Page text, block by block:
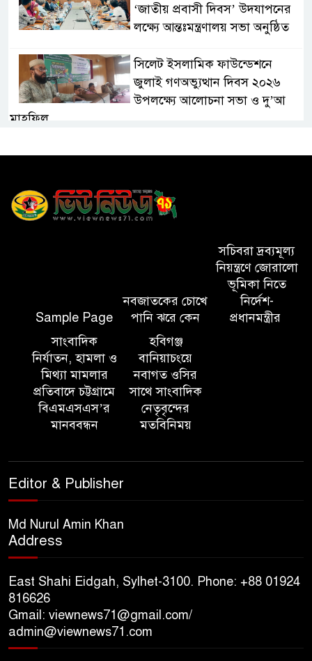
‘জাতীয় প্রবাসী দিবস’ উদযাপনের
লক্ষ্যে আন্তঃমন্ত্রণালয় সভা অনুষ্ঠিত
সিলেট ইসলামিক ফাউন্ডেশনে
জুলাই গণঅভ্যুত্থান দিবস ২০২৬
উপলক্ষ্যে আলোচনা সভা ও দু’আ
মাহফিল
পরিবেশ রক্ষায় ব্যক্তিগত উদ্যোগ
বিভাগীয় কমিশনার
কমিশনার জুলাই স্মৃতিস্তম্ভে পুষ্পস্তবক
অর্পণ ও জুলাই গণঅভ্যুত্থানের
১০ লাখ টাকার চেক ডিজঅনার
মামলায় এক বছরের সাজা
‘সমন্বিত উদ্যোগেই গড়ে উঠবে
আধুনিক সিলেট’ – বাণিজ্যমন্ত্রী
আয়োজন ‘শ্রাবনের মেঘগুলো’
গভীর শ্রদ্ধা নিবেদন
শতাংশই সিলেটি
Sample Page
নবজাতকের চোখে
পানি ঝরে কেন
সচিবরা দ্রব্যমূল্য
নিয়ন্ত্রণে জোরালো
ভূমিকা নিতে
নির্দেশ-
প্রধানমন্ত্রীর
সাংবাদিক
নির্যাতন, হামলা ও
মিথ্যা মামলার
প্রতিবাদে চট্টগ্রামে
বিএমএসএস’র
মানববন্ধন
হবিগঞ্জ
বানিয়াচংয়ে
নবাগত ওসির
সাথে সাংবাদিক
নেতৃবৃন্দের
মতবিনিময়
Editor & Publisher
Md Nurul Amin Khan
Address
East Shahi Eidgah, Sylhet-3100. Phone: +88 01924
816626
Gmail: viewnews71@gmail.com/
admin@viewnews71.com